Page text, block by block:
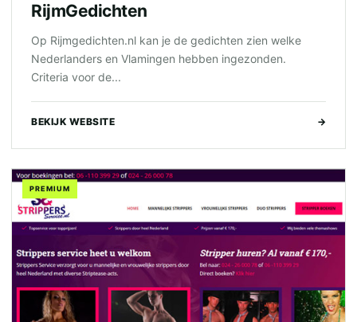
RijmGedichten
Op Rijmgedichten.nl kan je de gedichten zien welke
Nederlanders en Vlamingen hebben ingezonden.
Criteria voor de...
BEKIJK WEBSITE →
PREMIUM